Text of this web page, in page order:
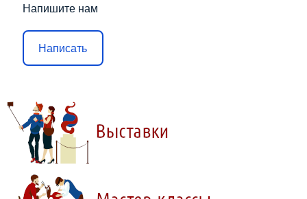
Напишите нам
Написать